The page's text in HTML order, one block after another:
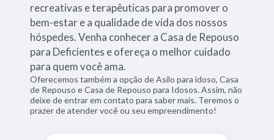
recreativas e terapêuticas para promover o
bem-estar e a qualidade de vida dos nossos
hóspedes. Venha conhecer a Casa de Repouso
para Deficientes e ofereça o melhor cuidado
para quem você ama.
Oferecemos também a opção de Asilo para idoso, Casa
de Repouso e Casa de Repouso para Idosos. Assim, não
deixe de entrar em contato para saber mais. Teremos o
prazer de atender você ou seu empreendimento!